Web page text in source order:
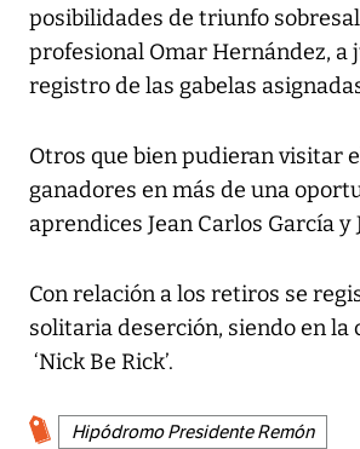
posibilidades de triunfo
profesional Omar Hernández, a
registro de las gabelas
Otros que bien pudieran visitar
ganadores en más de una
aprendices Jean Carlos García y
Con relación a los retiros se
solitaria deserción, siendo en la
‘Nick Be Rick’.
Hipódromo Presidente Remón